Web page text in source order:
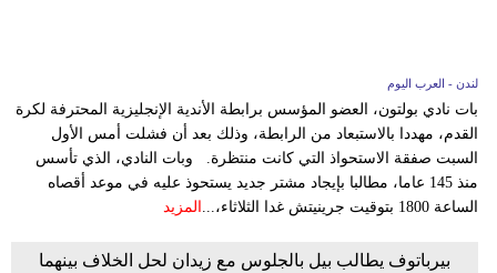
لندن - العرب اليوم
بات نادي بولتون، العضو المؤسس برابطة الأندية الإنجليزية المحترفة لكرة
القدم، مهددا بالاستبعاد من الرابطة، وذلك بعد أن فشلت أمس الأول
السبت صفقة الاستحواذ التي كانت منتظرة. وبات النادي، الذي تأسس
منذ 145 عاما، مطالبا بإيجاد مشتر جديد يستحوذ عليه في موعد أقصاه
الساعة 1800 بتوقيت جرينيتش غدا الثلاثاء،...
المزيد
بيرباتوف يطالب بيل بالجلوس مع زيدان لحل الخلاف بينهما